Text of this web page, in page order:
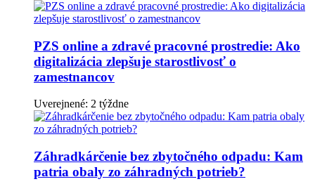
PZS online a zdravé pracovné prostredie: Ako
digitalizácia zlepšuje starostlivosť o
zamestnancov
Uverejnené: 2 týždne
Záhradkárčenie bez zbytočného odpadu: Kam
patria obaly zo záhradných potrieb?